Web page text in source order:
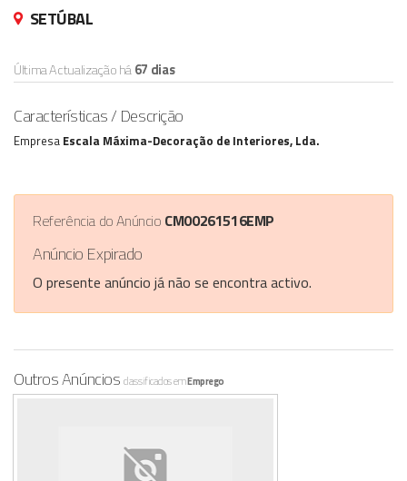
SETÚBAL
Última Actualização há67 dias
Características / Descrição
Empresa Escala Máxima-Decoração de Interiores, Lda.
Referência do Anúncio CM00261516EMP
Anúncio Expirado
O presente anúncio já não se encontra activo.
Outros Anúncios classificados emEmprego